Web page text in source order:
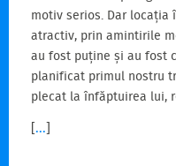
motiv serios. Dar locația
atractiv, prin amintirile
au fost puține și au fost
planificat primul nostru
plecat la înfăptuirea lui,
[...]